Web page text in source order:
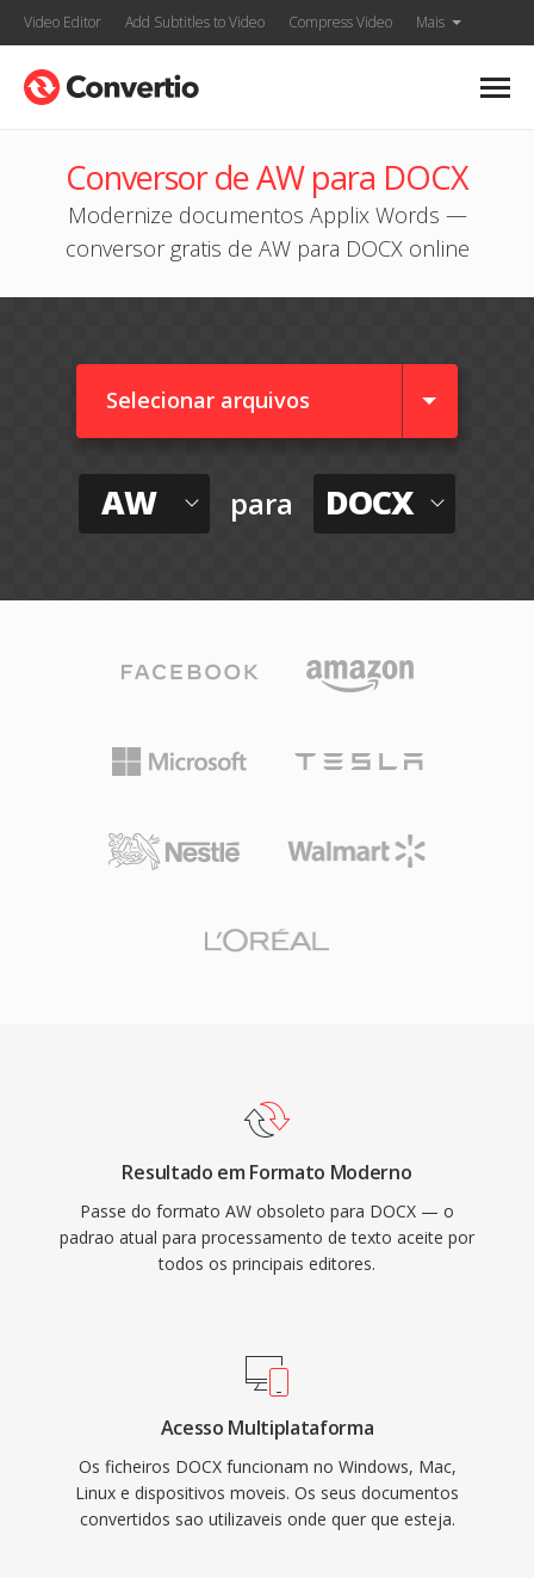
Video Editor Add Subtitles to Video Compress Video Mais
Conversor de AW para DOCX
Modernize documentos Applix Words —
conversor gratis de AW para DOCX online
Selecionar arquivos
AW para DOCX
Resultado em Formato Moderno
Passe do formato AW obsoleto para DOCX — o
padrao atual para processamento de texto aceite por
todos os principais editores.
Acesso Multiplataforma
Os ficheiros DOCX funcionam no Windows, Mac,
Linux e dispositivos moveis. Os seus documentos
convertidos sao utilizaveis onde quer que esteja.